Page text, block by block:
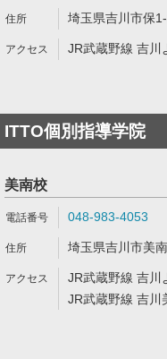
埼玉県吉川市保
JR武蔵野線 吉川
ITTO個別指導学院
美南校
048-983-4053
埼玉県吉川市美
JR武蔵野線 吉川
JR武蔵野線 吉川